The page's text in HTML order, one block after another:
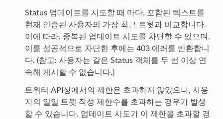
Status 업데이트를 시도할 때 마다, 포함된 텍스트를
현재 인증된 사용자의 가장 최근 트윗과 비교합니다.
이에 따라, 중복된 업데이트 시도를 차단할 수 있으며,
이를 성공적으로 차단한 후에는 403 에러를 반환합니
다. (참고: 사용자는 같은 Status 객체를 두 번 이상 연
속해 게시할 수 없습니다.)
트위터 API상에서의 제한은 초과하지 않았으나, 사용
자의 일일 트윗 작성 제한수를 초과하는 경우가 발생
할 수 있습니다. 업데이트 시도가 이 제한을 초과할 경